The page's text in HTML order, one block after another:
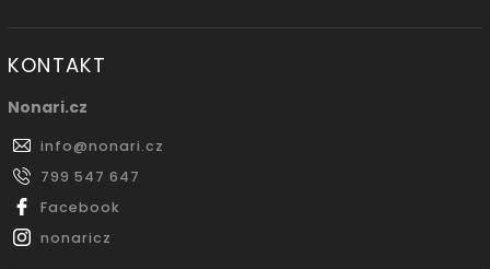
KONTAKT
Nonari.cz
info@nonari.cz
799 547 647
Facebook
nonaricz